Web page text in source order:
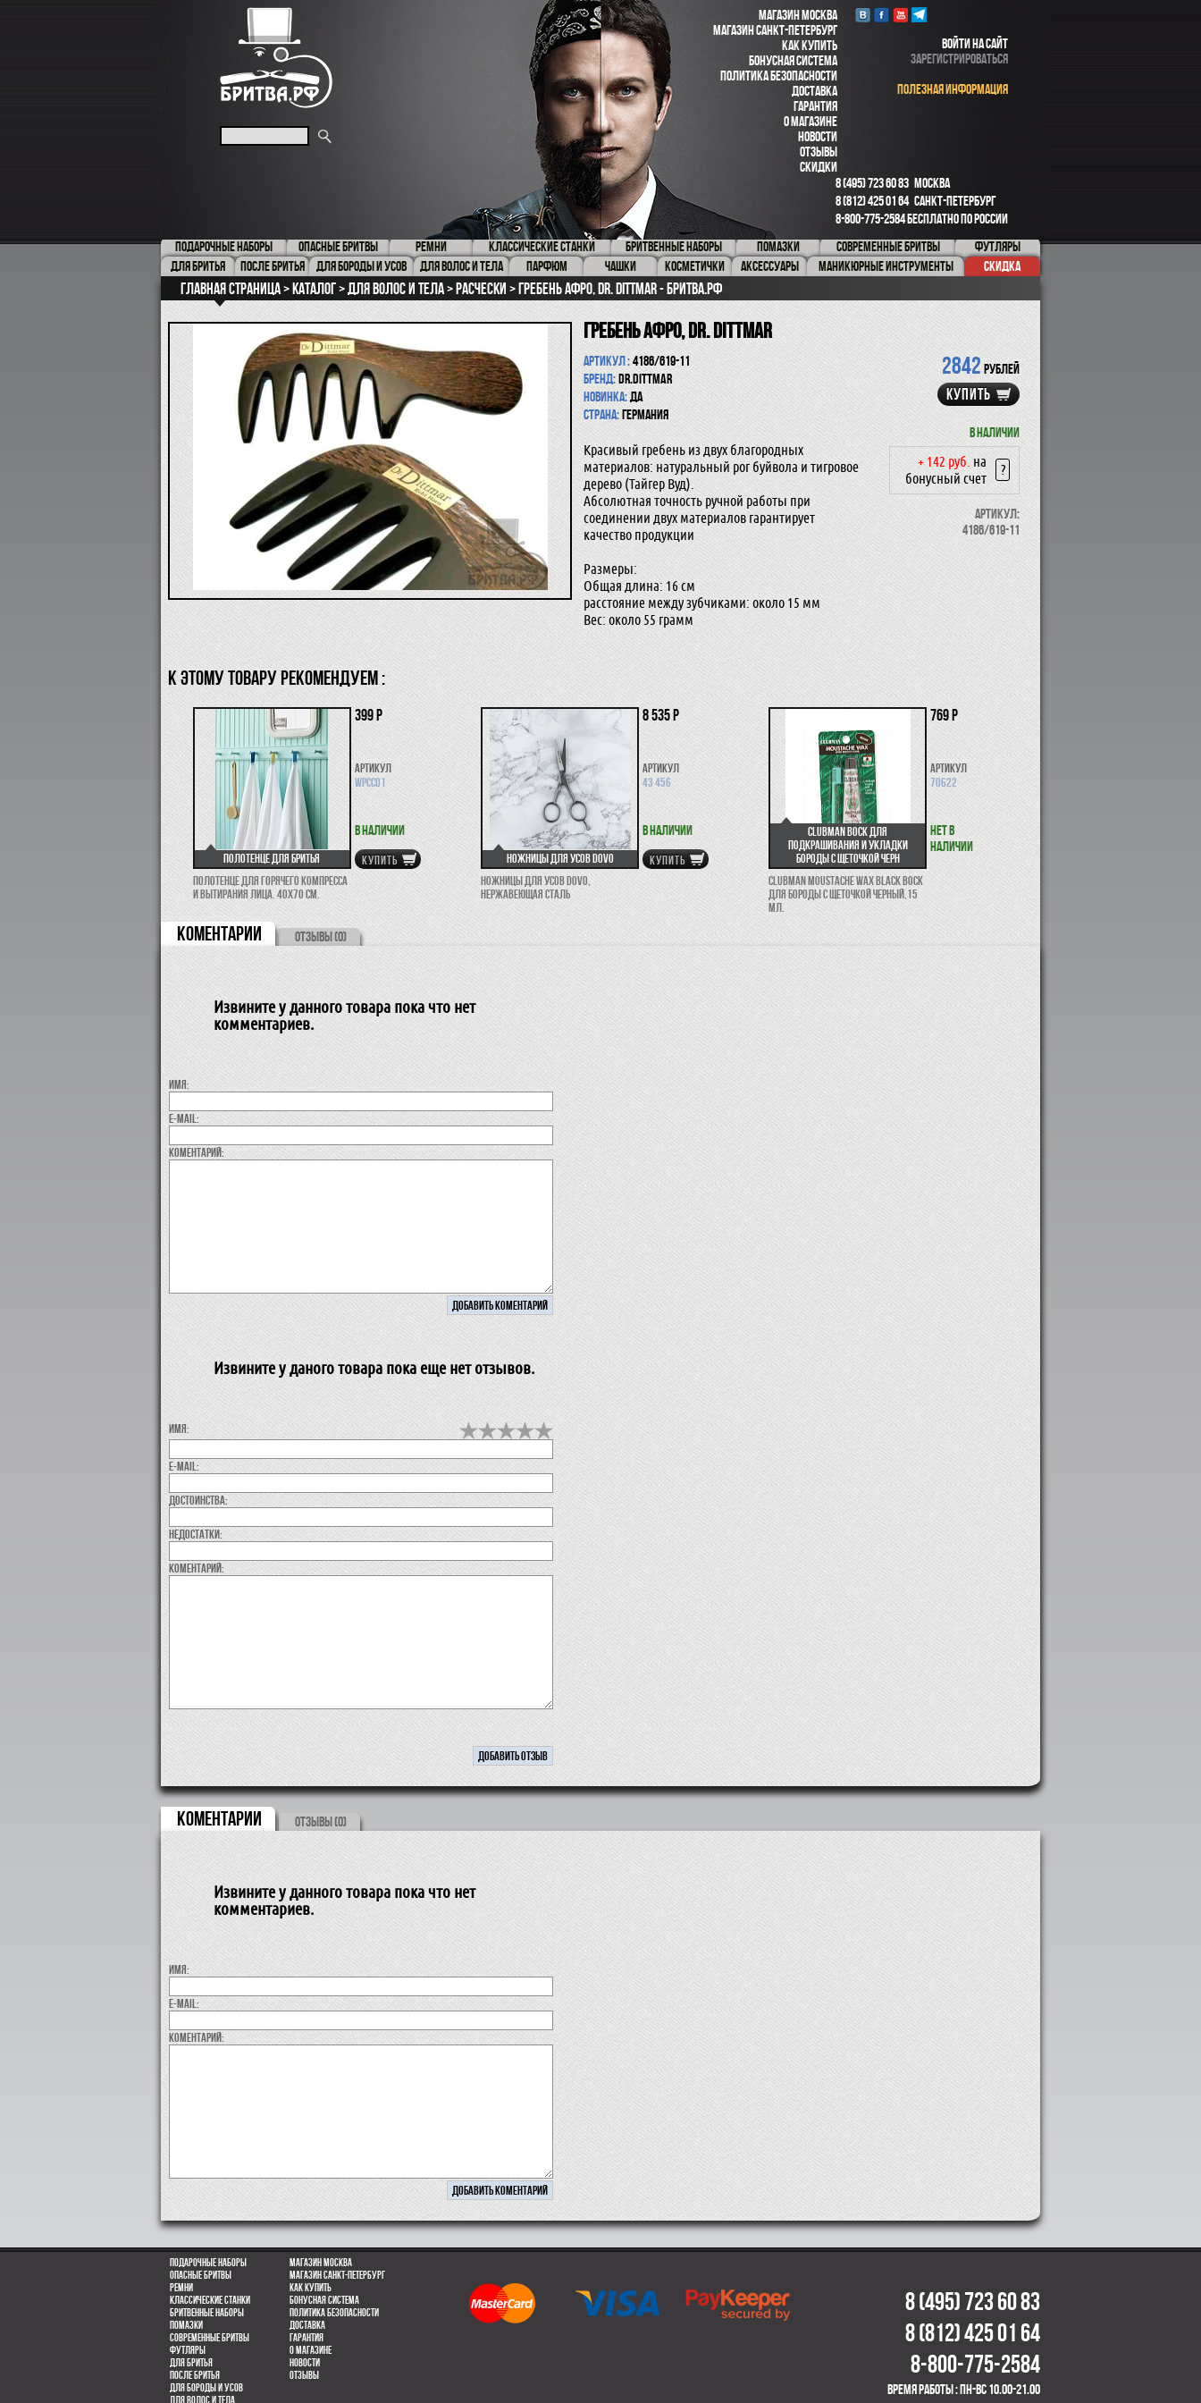
МАГАЗИН МОСКВА
МАГАЗИН САНКТ-ПЕТЕРБУРГ
КАК КУПИТЬ
БОНУСНАЯ СИСТЕМА
ПОЛИТИКА БЕЗОПАСНОСТИ
ДОСТАВКА
ГАРАНТИЯ
О МАГАЗИНЕ
НОВОСТИ
ОТЗЫВЫ
СКИДКИ
ВОЙТИ НА САЙТ
ЗАРЕГИСТРИРОВАТЬСЯ
ПОЛЕЗНАЯ ИНФОРМАЦИЯ
8 (495) 723 60 83 МОСКВА
8 (812) 425 01 64САНКТ-ПЕТЕРБУРГ
8-800-775-2584БЕСПЛАТНО ПО РОССИИ
ПОДАРОЧНЫЕ НАБОРЫ
ОПАСНЫЕ БРИТВЫ РЕМНИ КЛАССИЧЕСКИЕ СТАНКИ БРИТВЕННЫЕ НАБОРЫ ПОМАЗКИ СОВРЕМЕННЫЕ БРИТВЫ
ФУТЛЯРЫ
ДЛЯ БРИТЬЯ
ПОСЛЕ БРИТЬЯ ДЛЯ БОРОДЫ И УСОВ ДЛЯ ВОЛОС И ТЕЛА ПАРФЮМ ЧАШКИ КОСМЕТИЧКИ АКСЕССУАРЫ МАНИКЮРНЫЕ ИНСТРУМЕНТЫ СКИДКА
Главная страница Каталог для волос и тела Расчески Гребень Афро, Dr. Dittmar - Бритва.рф
Гребень Афро, Dr. Dittmar
2842 рублей
КУПИТЬ
В наличии
+ 142 руб. на
бонусный счет
?
Артикул:
4186/619-11
Артикул :4186/619-11
Бренд:Dr.Dittmar
Новинка:да
Страна:Германия
Красивый гребень из двух благородных
материалов: натуральный рог буйвола и тигровое
дерево (Тайгер Вуд).
Абсолютная точность ручной работы при
соединении двух материалов гарантирует
качество продукции
Размеры:
Общая длина: 16 см
расстояние между зубчиками: около 15 мм
Вес: около 55 грамм
К ЭТОМУ ТОВАРУ РЕКОМЕНДУЕМ :
Полотенце для бритья
Полотенце для горячего компресса
и вытирания лица. 40х70 см.
399 р
Артикул
WPCC01
В наличии
КУПИТЬ
Ножницы для усов Dovo
Ножницы для усов Dovo,
нержавеющая сталь
8 535 р
Артикул
43 456
В наличии
КУПИТЬ
Clubman Воск для
подкрашивания и укладки
бороды с щеточкой черн
Clubman Moustache Wax Black Воск
для бороды с щеточкой ЧЕРНЫЙ,15
мл.
769 р
Артикул
70622
Нет в
наличии
КОМЕНТАРИИ ОТЗЫВЫ (0)
Извините у данного товара пока что нет
комментариев.
Имя:
E-MAIL:
коментарий:
Извините у даного товара пока еще нет отзывов.
Имя:
E-MAIL:
Достоинства:
недостатки:
коментарий:
КОМЕНТАРИИ ОТЗЫВЫ (0)
Извините у данного товара пока что нет
комментариев.
Имя:
E-MAIL:
коментарий:
Подарочные наборы
Опасные бритвы
Ремни
Классические станки
Бритвенные наборы
Помазки
Современные бритвы
Футляры
Для бритья
После бритья
Для бороды и усов
для волос и тела
Магазин Москва
Магазин Санкт-Петербург
Как купить
Бонусная система
Политика безопасности
Доставка
Гарантия
О магазине
Новости
Отзывы
8 (495) 723 60 83
8 (812) 425 01 64
8-800-775-2584
время работы : пн-вс 10.00-21.00